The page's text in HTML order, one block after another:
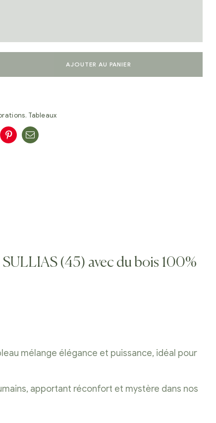
AJOUTER AU PANIER
, Tableaux
Pinterest
E-
(45) avec du bois 100%
mélange élégance et puissance, idéal pour
apportant réconfort et mystère dans nos